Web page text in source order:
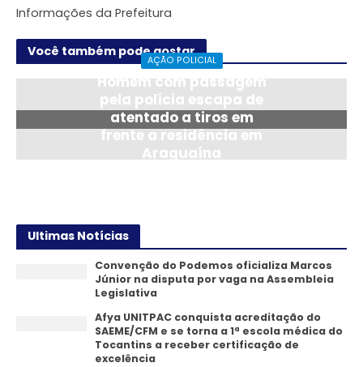
Informações da Prefeitura
Você também pode gostar
AÇÃO POLICIAL
Homem com passagem
pela polícia escapa de
atentado a tiros em
frente a residência em
Araguaína
Ultimas Notícias
Convenção do Podemos oficializa Marcos
Júnior na disputa por vaga na Assembleia
Legislativa
Afya UNITPAC conquista acreditação do
SAEME/CFM e se torna a 1ª escola médica do
Tocantins a receber certificação de
excelência